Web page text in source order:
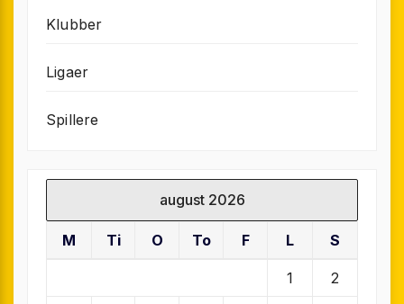
Klubber
Ligaer
Spillere
august 2026
M Ti O To F L S
1 2